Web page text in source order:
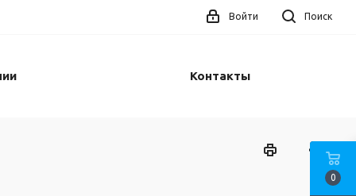
Поиск
Войти
Контакты
0